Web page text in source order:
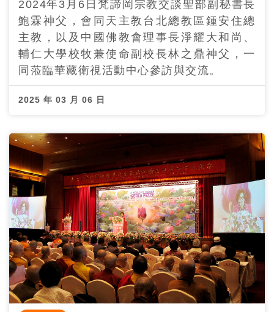
2024年3月6日梵諦岡宗教交談聖部副秘書長
鮑霖神父，會同天主教台北總教區鍾安住總
主教，以及中國佛教會理事長淨耀大和尚、
輔仁大學校牧兼使命副校長林之鼎神父，一
同蒞臨華藏衛視活動中心參訪與交流。
2025 年 03 月 06 日